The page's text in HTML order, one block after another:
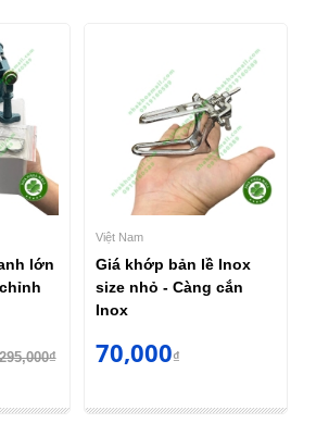
lớn
Việt Nam
Giá khớp bản lề Inox
size nhỏ - Càng cắn
Inox
70,000₫